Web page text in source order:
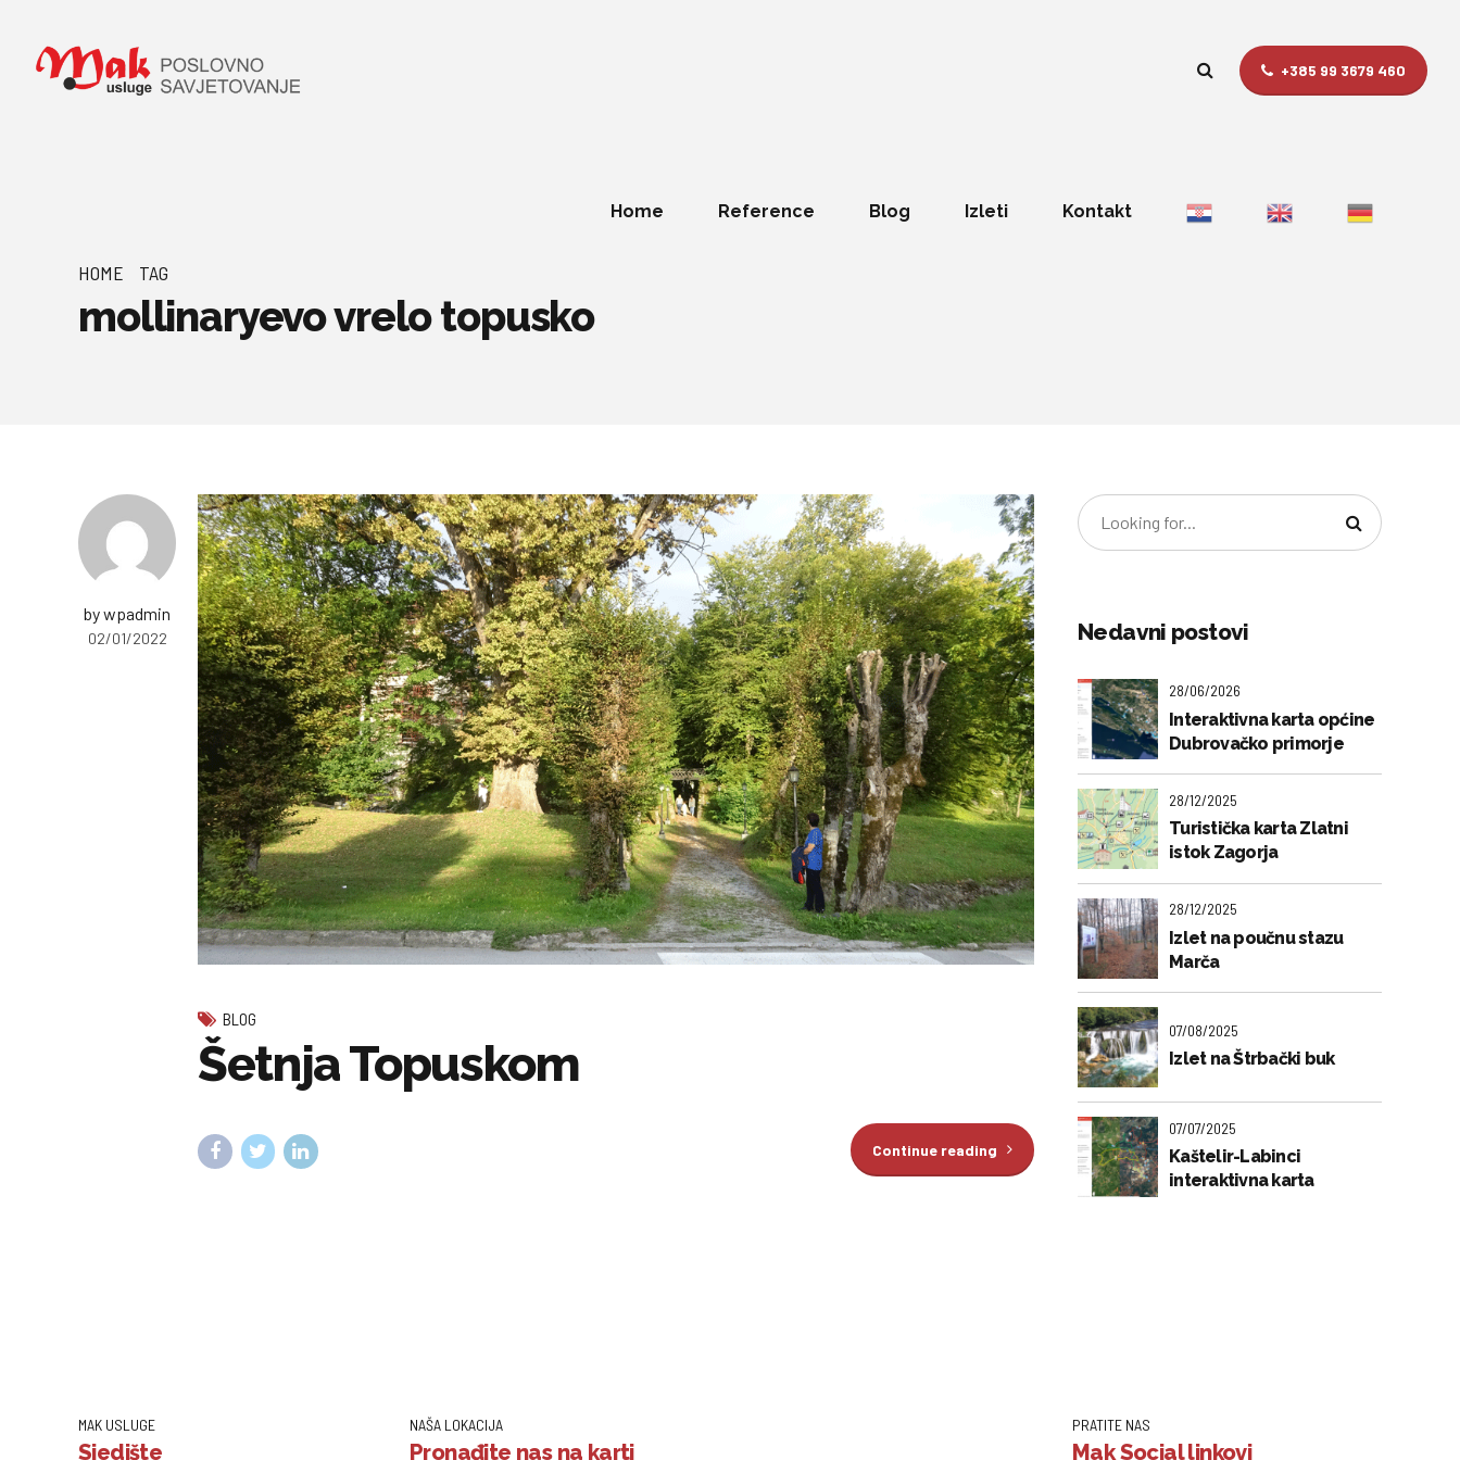
+385 99 3679 460
Home Reference Blog Izleti Kontakt
HOME TAG
mollinaryevo vrelo topusko
by wpadmin
02/01/2022
BLOG
Šetnja Topuskom
Continue reading
Nedavni postovi
28/06/2026
Interaktivna karta općine
Dubrovačko primorje
28/12/2025
Turistička karta Zlatni
istok Zagorja
28/12/2025
Izlet na poučnu stazu
Marča
07/08/2025
Izlet na Štrbački buk
07/07/2025
Kaštelir-Labinci
interaktivna karta
MAK USLUGE
Sjedište
NAŠA LOKACIJA
Pronađite nas na karti
PRATITE NAS
Mak Social linkovi